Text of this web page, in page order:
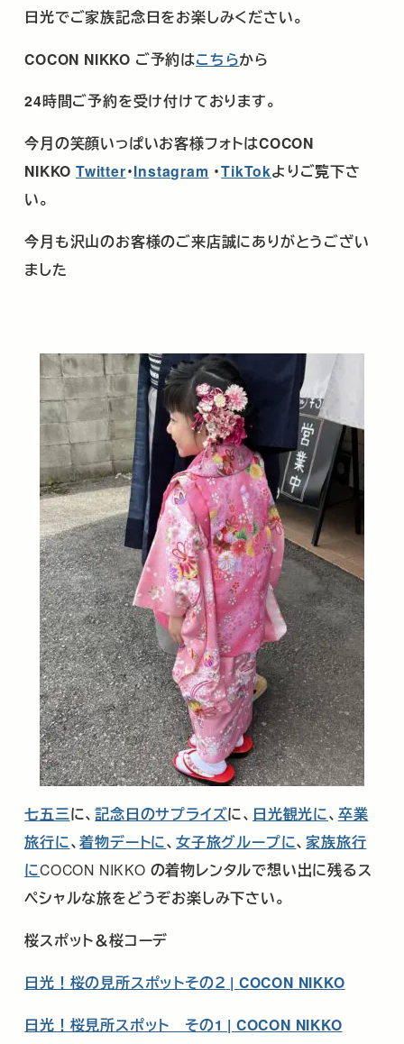
日光でご家族記念日をお楽しみください。
COCON NIKKO ご予約はこちらから
24時間ご予約を受け付けております。
今月の笑顔いっぱいお客様フォトはCOCON
NIKKO Twitter･Instagram ・TikTokよりご覧下さ
い。
今月も沢山のお客様のご来店誠にありがとうござい
ました
七五三に、記念日のサプライズに、 日光観光に、 卒業
旅行に、着物デートに、女子旅グループに、家族旅行
にCOCON NIKKO の着物レンタルで想い出に残るス
ペシャルな旅をどうぞお楽しみ下さい。
桜スポット＆桜コーデ
日光！桜の見所スポットその２ | COCON NIKKO
日光！桜見所スポット その1 | COCON NIKKO